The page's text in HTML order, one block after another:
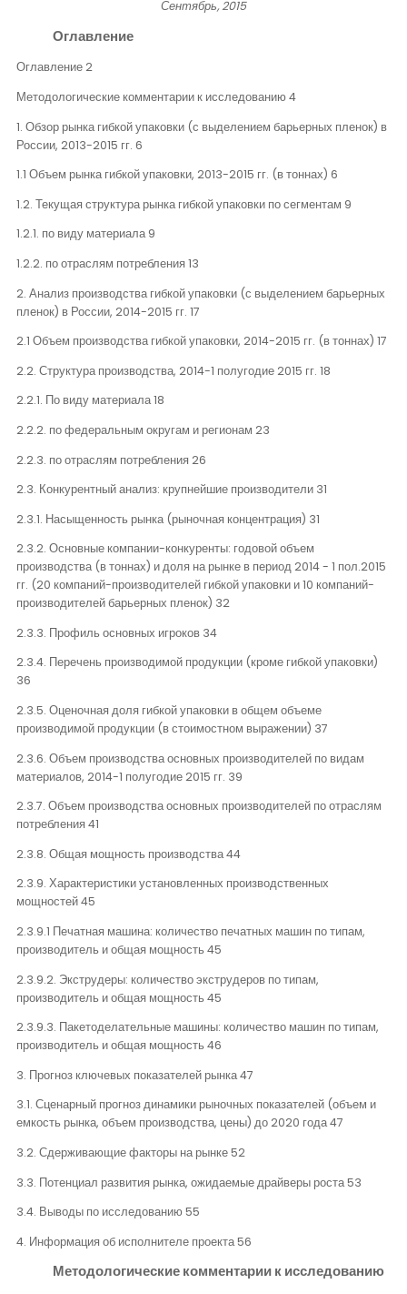
Сентябрь, 2015
Оглавление
Оглавление 2
Методологические комментарии к исследованию 4
1. Обзор рынка гибкой упаковки (с выделением барьерных пленок) в
России, 2013-2015 гг. 6
1.1 Объем рынка гибкой упаковки, 2013-2015 гг. (в тоннах) 6
1.2. Текущая структура рынка гибкой упаковки по сегментам 9
1.2.1. по виду материала 9
1.2.2. по отраслям потребления 13
2. Анализ производства гибкой упаковки (с выделением барьерных
пленок) в России, 2014-2015 гг. 17
2.1 Объем производства гибкой упаковки, 2014-2015 гг. (в тоннах) 17
2.2. Структура производства, 2014-1 полугодие 2015 гг. 18
2.2.1. По виду материала 18
2.2.2. по федеральным округам и регионам 23
2.2.3. по отраслям потребления 26
2.3. Конкурентный анализ: крупнейшие производители 31
2.3.1. Насыщенность рынка (рыночная концентрация) 31
2.3.2. Основные компании-конкуренты: годовой объем
производства (в тоннах) и доля на рынке в период 2014 - 1 пол.2015
гг. (20 компаний-производителей гибкой упаковки и 10 компаний-
производителей барьерных пленок) 32
2.3.3. Профиль основных игроков 34
2.3.4. Перечень производимой продукции (кроме гибкой упаковки)
36
2.3.5. Оценочная доля гибкой упаковки в общем объеме
производимой продукции (в стоимостном выражении) 37
2.3.6. Объем производства основных производителей по видам
материалов, 2014-1 полугодие 2015 гг. 39
2.3.7. Объем производства основных производителей по отраслям
потребления 41
2.3.8. Общая мощность производства 44
2.3.9. Характеристики установленных производственных
мощностей 45
2.3.9.1 Печатная машина: количество печатных машин по типам,
производитель и общая мощность 45
2.3.9.2. Экструдеры: количество экструдеров по типам,
производитель и общая мощность 45
2.3.9.3. Пакетоделательные машины: количество машин по типам,
производитель и общая мощность 46
3. Прогноз ключевых показателей рынка 47
3.1. Сценарный прогноз динамики рыночных показателей (объем и
емкость рынка, объем производства, цены) до 2020 года 47
3.2. Сдерживающие факторы на рынке 52
3.3. Потенциал развития рынка, ожидаемые драйверы роста 53
3.4. Выводы по исследованию 55
4. Информация об исполнителе проекта 56
Методологические комментарии к исследованию